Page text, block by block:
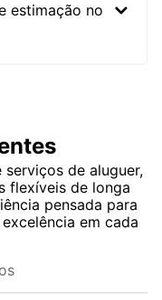
estimação no
serviços de aluguer,
flexíveis de longa
pensada para
em cada